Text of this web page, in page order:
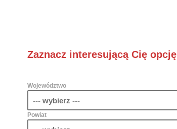
Zaznacz interesującą Cię opcję
Województwo
Powiat